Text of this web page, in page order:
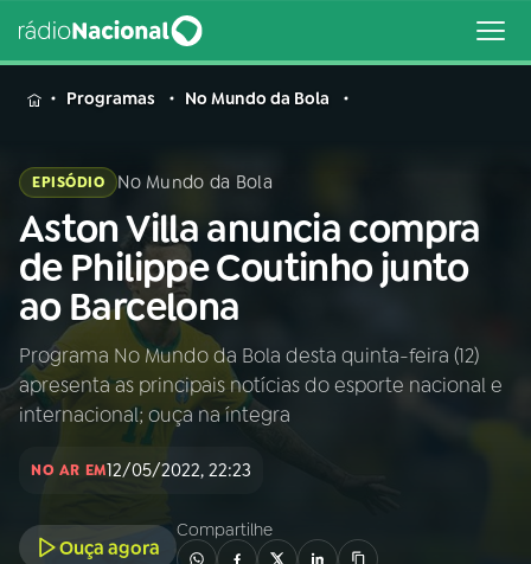
MENU
Buscar
na
Rádio
Nacional
Buscar
AO VIVO
INÍCIO
Programas No Mundo da Bola
EPISÓDIO No Mundo da Bola
Aston Villa anuncia compra
de Philippe Coutinho junto
ao Barcelona
Programa No Mundo da Bola desta quinta-feira (12)
apresenta as principais notícias do esporte nacional e
internacional; ouça na íntegra
NO AR EM12/05/2022, 22:23
Ouça agora
Compartilhe